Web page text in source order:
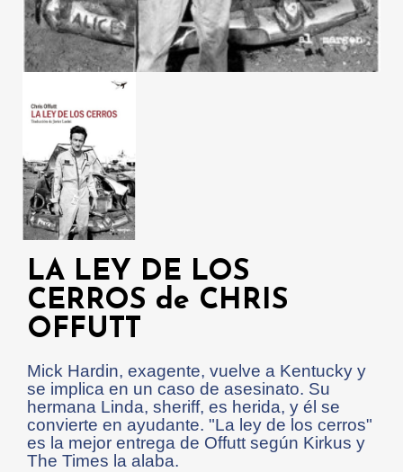
LA LEY DE LOS
CERROS de CHRIS
OFFUTT
Mick Hardin, exagente, vuelve a Kentucky y
se implica en un caso de asesinato. Su
hermana Linda, sheriff, es herida, y él se
convierte en ayudante. "La ley de los cerros"
es la mejor entrega de Offutt según Kirkus y
The Times la alaba.